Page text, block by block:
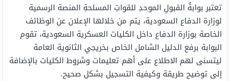
تعتبر بوابةُ القبولِ الموحدِ للقواتِ المسلحةِ المنصة الرسمية
لوزارة الدفاع السعودية، يتم من خلالها الإعلان عن الوظائف
الخاصة بوزارة الدفاع داخل الكليات العسكرية السعودية، تقوم
البوابة برفع الدليل الشامل الخاص بخريجي الثانوية العامة
ليتسنى لهم الاطلاع على أهم تعليمات وشروط الكليات بالإضافة
إلى توضيح طريقة وكيفية التسجيل بشكل صحيح.